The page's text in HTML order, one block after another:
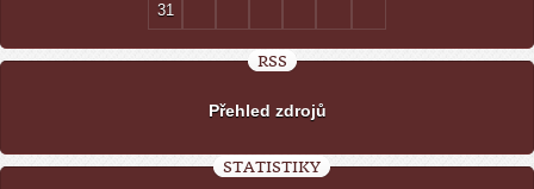
31
RSS
Přehled zdrojů
STATISTIKY